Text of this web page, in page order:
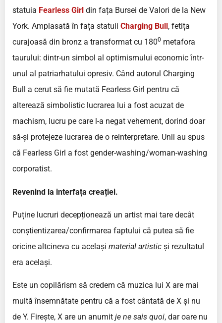
statuia Fearless Girl din fața Bursei de Valori de la New
York. Amplasată în fața statuii Charging Bull , fetița
curajoasă din bronz a transformat cu 1800 metafora
taurului: dintr-un simbol al optimismului economic într-
unul al patriarhatului opresiv. Când autorul Charging
Bull a cerut să fie mutată Fearless Girl pentru că
alterează simbolistic lucrarea lui a fost acuzat de
machism, lucru pe care l-a negat vehement, dorind doar
să-și protejeze lucrarea de o reinterpretare. Unii au spus
că Fearless Girl a fost gender-washing/woman-washing
corporatist.
Revenind la interfața creației.
Puține lucruri decepționează un artist mai tare decât
conștientizarea/confirmarea faptului că putea să fie
oricine altcineva cu același material artistic și rezultatul
era același.
Este un copilărism să credem că muzica lui X are mai
multă însemnătate pentru că a fost cântată de X și nu
de Y. Firește, X are un anumit je ne sais quoi, dar oare nu